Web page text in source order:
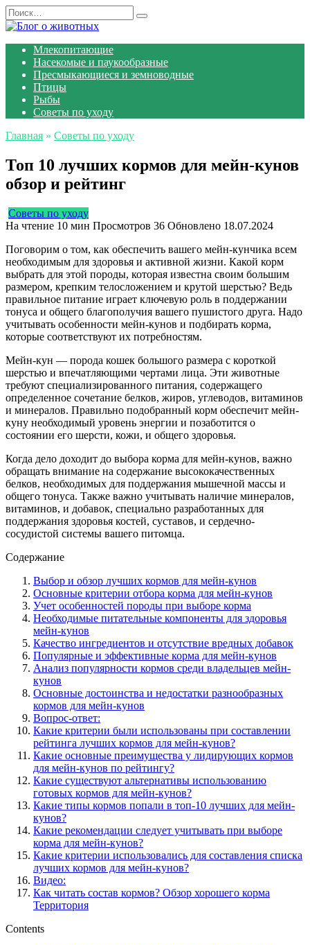
Перейти
к
Search
for:
Млекопитающие
Насекомые и паукообразные
Пресмыкающиеся и земноводные
Птицы
Рыбы
Советы по уходу
Главная » Советы по уходу
Топ 10 лучших кормов для мейн-кунов
обзор и рейтинг
Советы по уходу
На чтение 10 мин Просмотров 36 Обновлено 18.07.2024
Поговорим о том, как обеспечить вашего мейн-кунчика всем
необходимым для здоровья и активной жизни. Какой корм
выбрать для этой породы, которая известна своим большим
размером, крепким телосложением и крутой шерстью? Ведь
правильное питание играет ключевую роль в поддержании
тонуса и общего благополучия вашего пушистого друга. Надо
учитывать особенности мейн-кунов и подбирать корма,
которые соответствуют их потребностям.
Мейн-кун — порода кошек большого размера с короткой
шерстью и впечатляющими чертами лица. Эти животные
требуют специализированного питания, содержащего
определенное сочетание белков, жиров, углеводов, витаминов
и минералов. Правильно подобранный корм обеспечит мейн-
куну необходимый уровень энергии и позаботится о
состоянии его шерсти, кожи, и общего здоровья.
Когда дело доходит до выбора корма для мейн-кунов, важно
обращать внимание на содержание высококачественных
белков, необходимых для поддержания мышечной массы и
общего тонуса. Также важно учитывать наличие минералов,
витаминов, и добавок, специально разработанных для
поддержания здоровья костей, суставов, и сердечно-
сосудистой системы вашего питомца.
Содержание
Выбор и обзор лучших кормов для мейн-кунов
Основные критерии отбора корма для мейн-кунов
Учет особенностей породы при выборе корма
Необходимые питательные компоненты для здоровья
мейн-кунов
Качество ингредиентов и отсутствие вредных добавок
Популярные и эффективные корма для мейн-кунов
Анализ популярности кормов среди владельцев мейн-
кунов
Основные достоинства и недостатки разнообразных
кормов для мейн-кунов
Вопрос-ответ:
Какие критерии были использованы при составлении
рейтинга лучших кормов для мейн-кунов?
Какие основные преимущества у лидирующих кормов
для мейн-кунов по рейтингу?
Какие существуют альтернативы использованию
готовых кормов для мейн-кунов?
Какие типы кормов попали в топ-10 лучших для мейн-
кунов?
Какие рекомендации следует учитывать при выборе
корма для мейн-кунов?
Какие критерии использовались для составления списка
лучших кормов для мейн-кунов?
Видео:
Как читать состав кормов? Обзор хорошего корма
Территория
Contents